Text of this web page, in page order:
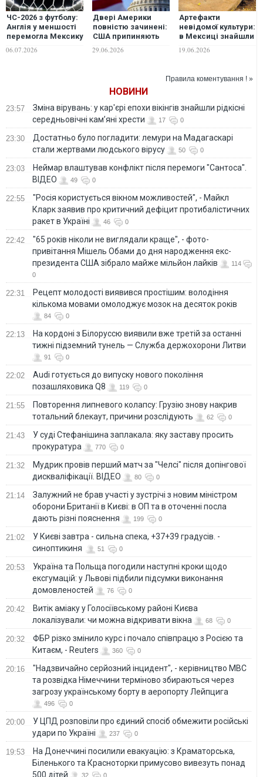
ЧС-2026 з футболу:
Англія у меншості
перемогла Мексику
і зіграє в 1/4 фіналу
06.07.2026
Двері Америки
повністю зачинені:
США припиняють
приймати
заявників на
29.06.2026
Артефакти
невідомої культури:
в Мексиці знайшли
стародавній
кам’яний монумент
19.06.2026
Правила коментування ! »
НОВИНИ
23:57
Зміна вірувань: у кар'єрі епохи вікінгів знайшли рідкісні
середньовічні кам’яні хрести
17 0
23:30
Достатньо було погладити: лемури на Мадагаскарі
стали жертвами людського вірусу
50 0
23:03
Неймар влаштував конфлікт після перемоги "Сантоса".
ВІДЕО
49 0
22:55
"Росія користується вікном можливостей", - Майкл
Кларк заявив про критичний дефіцит протибалістичних
ракет в Україні
46 0
22:42
"65 років ніколи не виглядали краще", - фото-
привітання Мішель Обами до дня народження екс-
президента США зібрало майже мільйон лайків
114
0
22:31
Рецепт молодості виявився простішим: володіння
кількома мовами омолоджує мозок на десяток років
84 0
22:13
На кордоні з Білоруссю виявили вже третій за останні
тижні підземний тунель — Служба держохорони Литви
91 0
22:02
Audi готується до випуску нового покоління
позашляховика Q8
119 0
21:55
Повторення липневого колапсу: Грузію знову накрив
тотальний блекаут, причини розслідують
62 0
21:43
У суді Стефанішина заплакала: яку заставу просить
прокуратура
770 0
21:32
Мудрик провів перший матч за "Челсі" після допінгової
дискваліфікації. ВІДЕО
80 0
21:14
Залужний не брав участі у зустрічі з новим міністром
оборони Британії в Києві: в ОП та в оточенні посла
дають різні пояснення
199 0
21:02
У Києві завтра - сильна спека, +37+39 градусів. -
синоптикиня
51 0
20:53
Україна та Польща погодили наступні кроки щодо
ексгумацій: у Львові підбили підсумки виконання
домовленостей
76 0
20:42
Витік аміаку у Голосіївському районі Києва
локалізували: чи можна відкривати вікна
68 0
20:32
ФБР різко змінило курс і почало співпрацю з Росією та
Китаєм, - Reuters
360 0
20:16
"Надзвичайно серйозний інцидент", - керівництво МВС
та розвідка Німеччини терміново збираються через
загрозу українському борту в аеропорту Лейпцига
496 0
20:00
У ЦПД розповіли про єдиний спосіб обмежити російські
удари по Україні
237 0
19:53
На Донеччині посилили евакуацію: з Краматорська,
Біленького та Красноторки примусово вивезуть понад
500 дітей
32 0